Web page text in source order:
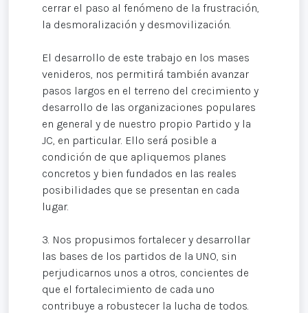
cerrar el paso al fenómeno de la frustración,
la desmoralización y desmovilización.
El desarrollo de este trabajo en los mases
venideros, nos permitirá también avanzar
pasos largos en el terreno del crecimiento y
desarrollo de las organizaciones populares
en general y de nuestro propio Partido y la
JC, en particular. Ello será posible a
condición de que apliquemos planes
concretos y bien fundados en las reales
posibilidades que se presentan en cada
lugar.
3. Nos propusimos fortalecer y desarrollar
las bases de los partidos de la UNO, sin
perjudicarnos unos a otros, concientes de
que el fortalecimiento de cada uno
contribuye a robustecer la lucha de todos.